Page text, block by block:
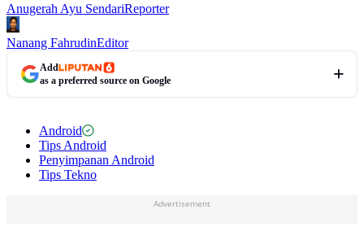
Anugerah Ayu SendariReporter
Nanang FahrudinEditor
Add
as a preferred source on Google
Android
Tips Android
Penyimpanan Android
Tips Tekno
Advertisement